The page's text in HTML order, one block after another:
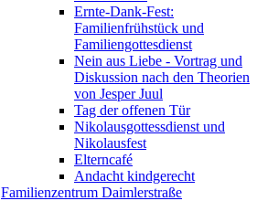
Ernte-Dank-Fest:
Familienfrühstück und
Familiengottesdienst
Nein aus Liebe - Vortrag und
Diskussion nach den Theorien
von Jesper Juul
Tag der offenen Tür
Nikolausgottessdienst und
Nikolausfest
Elterncafé
Andacht kindgerecht
Familienzentrum Daimlerstraße